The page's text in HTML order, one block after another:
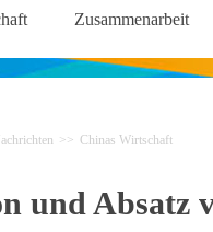
Zusammenarbeit
>> Chinas Wirtschaft
und Absatz